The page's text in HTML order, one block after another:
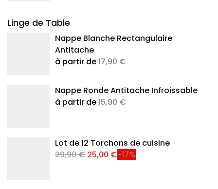
Linge de Table
Nappe Blanche Rectangulaire
Antitache
à partir de17,90 €
Nappe Ronde Antitache Infroissable
à partir de15,90 €
Lot de 12 Torchons de cuisine
29,90 € 25,00 €-17%